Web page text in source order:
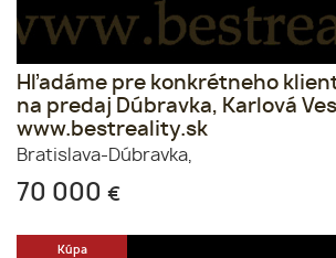
Hľadáme pre konkrétneho
na predaj Dúbravka, Karlová Ves
www.bestreality.sk
Bratislava-Dúbravka,
70 000 €
Kúpa